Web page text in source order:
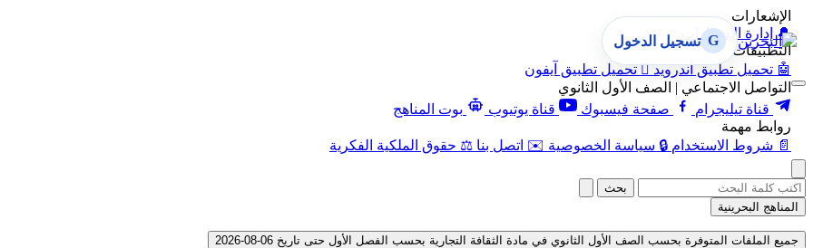
الإشعارات
🔔 إدارة الإشعارات
التطبيقات
🤖 تحميل تطبيق أندرويد  تحميل تطبيق آيفون
التواصل الاجتماعي | الصف الأول الثانوي
قناة تيليجرام
صفحة فيسبوك قناة يوتيوب
بوت المناهج
روابط مهمة
📄 شروط الاستخدام 🔒 سياسة الخصوصية ✉️ اتصل بنا ⚖️ حقوق الملكية الفكرية
G تسجيل الدخول
بحث
المناهج البحرينية
جميع الملفات المتوفرة بحسب الصف الأول الثانوي في مادة الثقافة التجارية بحسب الفصل الأول حتى تاريخ 06-08-2026